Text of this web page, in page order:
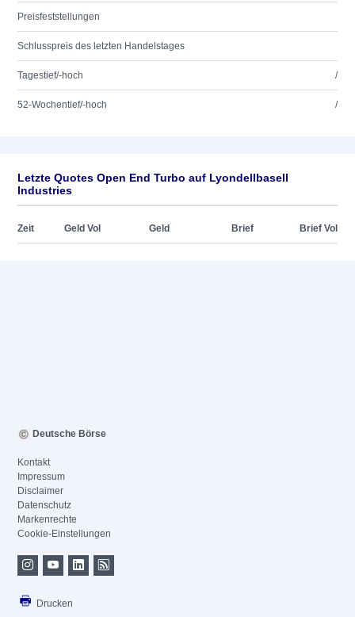
Preisfeststellungen
Schlusspreis des letzten Handelstages
Tagestief/-hoch /
52-Wochentief/-hoch /
Letzte Quotes Open End Turbo auf Lyondellbasell
Industries
Zeit Geld Vol Geld Brief Brief Vol
Deutsche Börse
Kontakt
Impressum
Disclaimer
Datenschutz
Markenrechte
Cookie-Einstellungen
Drucken